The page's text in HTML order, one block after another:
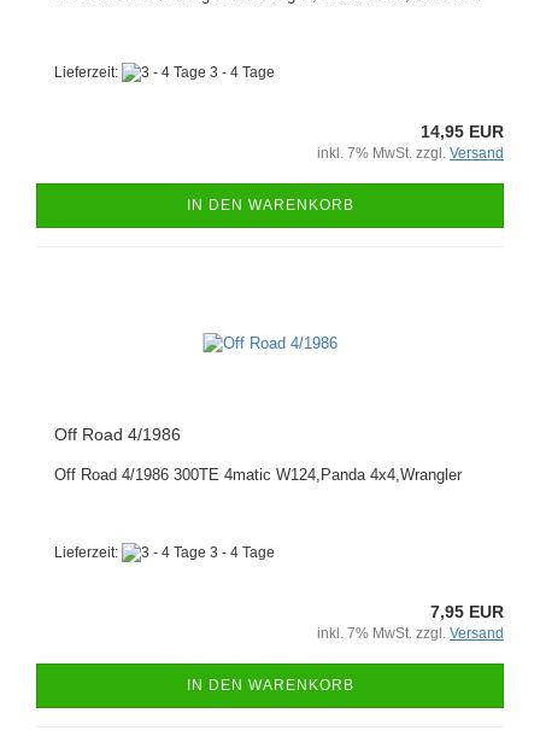
Lieferzeit: 3 - 4 Tage
14,95 EUR
inkl. 7% MwSt. zzgl. Versand
IN DEN WARENKORB
Off Road 4/1986
Off Road 4/1986 300TE 4matic W124,Panda 4x4,Wrangler
Lieferzeit: 3 - 4 Tage
7,95 EUR
inkl. 7% MwSt. zzgl. Versand
IN DEN WARENKORB